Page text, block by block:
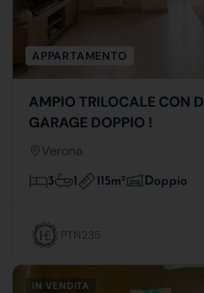
APPARTAMENTO
AMPIO TRILOCALE CON
GARAGE DOPPIO !
Verona
3 1 115m2 Doppio
PTN235
IN VENDITA